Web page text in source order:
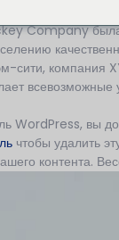
Company была
сити, компания
WordPress, вы
чтобы удалить
контента.